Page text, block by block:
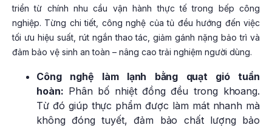
triển từ chính nhu cầu vận hành thực tế trong bếp công
nghiệp. Từng chi tiết, công nghệ của tủ đều hướng đến việc
tối ưu hiệu suất, rút ngắn thao tác, giảm gánh nặng bảo trì và
đảm bảo vệ sinh an toàn – nâng cao trải nghiệm người dùng.
Công nghệ làm lạnh bằng quạt gió tuần
hoàn: Phân bố nhiệt đồng đều trong khoang.
Từ đó giúp thực phẩm được làm mát nhanh mà
không đóng tuyết, đảm bảo chất lượng bảo